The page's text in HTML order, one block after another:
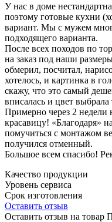
У нас в доме
поэтому готовые кухни
вариант. Мы с мужем
подходящего варианта.
После всех походов по
на заказ под наши
обмерил, посчитал,
хотелось, и картинка в
скажу, что это самый
вписалась и цвет
Примерно через 2
красавицу! «Благодаря»
помучиться с монтажом
получился отменный.
Большое всем спасибо!
Качество продукции
Уровень сервиса
Срок изготовления
Оставить отзыв
Оставить отзыв на товар